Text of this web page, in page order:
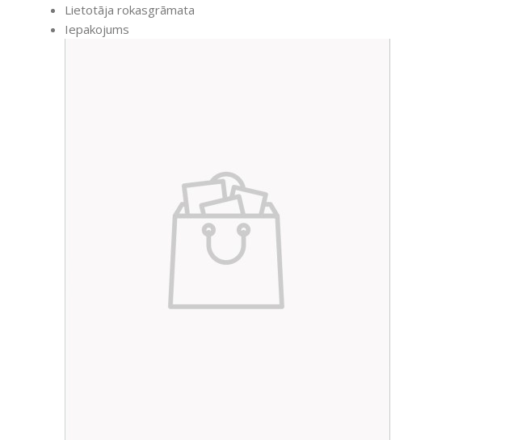
Lietotāja rokasgrāmata
Iepakojums